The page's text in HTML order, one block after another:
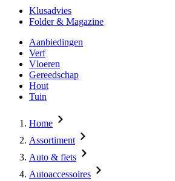
Klusadvies
Folder & Magazine
Aanbiedingen
Verf
Vloeren
Gereedschap
Hout
Tuin
Home
Assortiment
Auto & fiets
Autoaccessoires